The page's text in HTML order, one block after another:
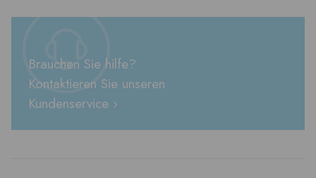
Brauchen Sie hilfe?
Kontaktieren Sie unseren
Kundenservice ›